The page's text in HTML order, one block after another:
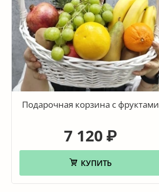
Подарочная корзина с фруктами
7 120 ₽
КУПИТЬ